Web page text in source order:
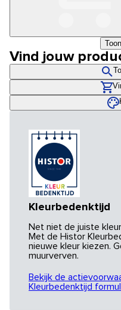
Vind jouw
Kleurbedenktijd
Net niet de juiste
Met de Histor
nieuwe kleur kiezen.
muurverven.
Bekijk de
Kleurbedenktijd